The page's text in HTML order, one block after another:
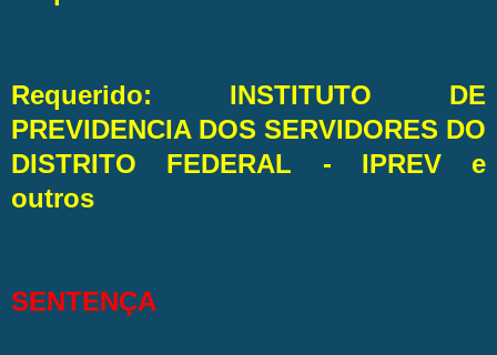
Requerido: INSTITUTO DE
PREVIDENCIA DOS SERVIDORES DO
DISTRITO FEDERAL - IPREV e
outros
SENTENÇA